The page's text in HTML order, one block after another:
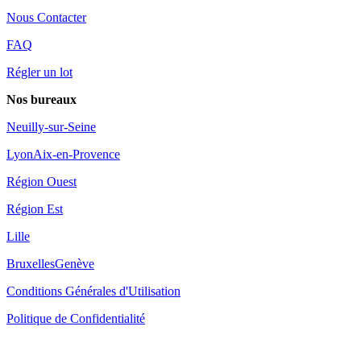
Nous Contacter
FAQ
Régler un lot
Nos bureaux
Neuilly-sur-Seine
LyonAix-en-Provence
Région Ouest
Région Est
Lille
BruxellesGenève
Conditions Générales d'Utilisation
Politique de Confidentialité